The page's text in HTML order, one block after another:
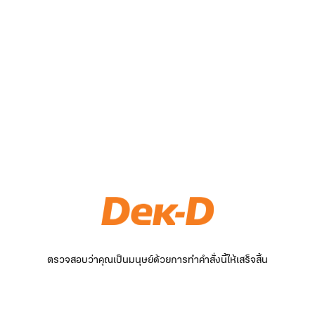
ตรวจสอบว่าคุณเป็นมนุษย์ด้วยการทำคำสั่งนี้ให้เสร็จสิ้น